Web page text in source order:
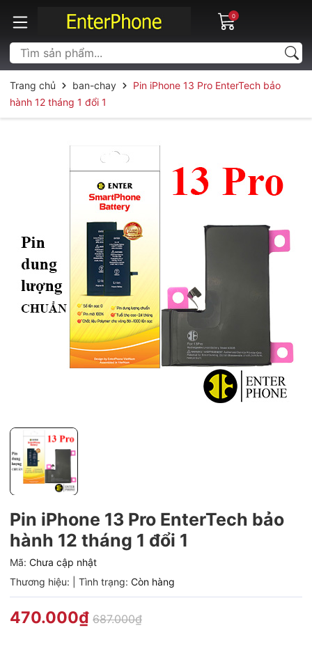
0
Trang chủ ban-chay
Pin iPhone 13 Pro EnterTech bảo
hành 12 tháng 1 đổi 1
Pin iPhone 13 Pro EnterTech bảo
hành 12 tháng 1 đổi 1
Mã: Chưa cập nhật
Thương hiệu:
Tình trạng: Còn hàng
470.000₫ 687.000₫